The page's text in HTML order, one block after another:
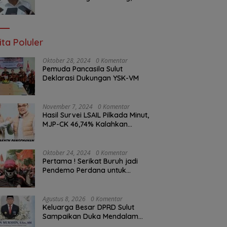
Poluler
Oktober 28, 2024 0 Komentar
Pemuda Pancasila Sulut
Deklarasi Dukungan YSK-VM
November 7, 2024 0 Komentar
Hasil Survei LSAIL Pilkada Minut,
MJP-CK 46,74% Kalahkan
Oktober 24, 2024 0 Komentar
Pertama ! Serikat Buruh jadi
Pendemo Perdana untuk
Agustus 8, 2026 0 Komentar
Keluarga Besar DPRD Sulut
Sampaikan Duka Mendalam